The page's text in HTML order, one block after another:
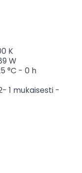
K
W
°C - 0 h
1 mukaisesti-